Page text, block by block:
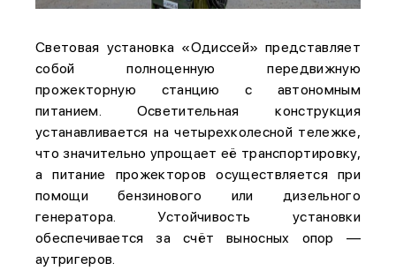
Световая установка «Одиссей» представляет
собой полноценную передвижную
прожекторную станцию с автономным
питанием. Осветительная конструкция
устанавливается на четырехколесной тележке,
что значительно упрощает её транспортировку,
а питание прожекторов осуществляется при
помощи бензинового или дизельного
генератора. Устойчивость установки
обеспечивается за счёт выносных опор —
аутригеров.